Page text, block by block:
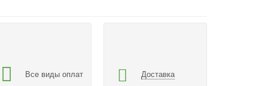
Все виды оплат Доставка